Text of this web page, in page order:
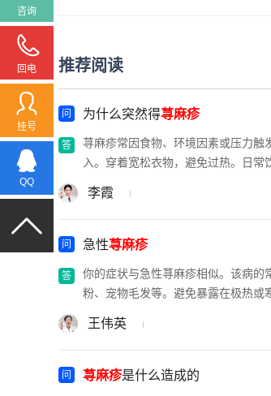
推荐阅读
为什么突然得荨麻疹
荨麻疹常因食物、环境因素或压力触
入。穿着宽松衣物，避免过热。日常
李霞
急性荨麻疹
你的症状与急性荨麻疹相似。该病的
粉、宠物毛发等。避免暴露在极热或
王伟英
荨麻疹是什么造成的
咨询
回电
挂号
QQ